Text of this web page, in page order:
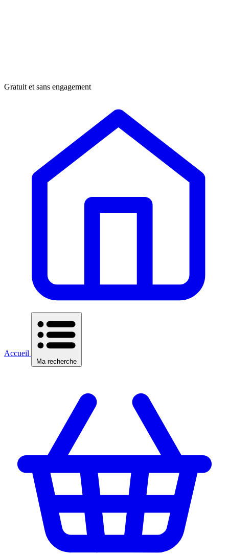
Gratuit et sans engagement
Accueil
Ma recherche